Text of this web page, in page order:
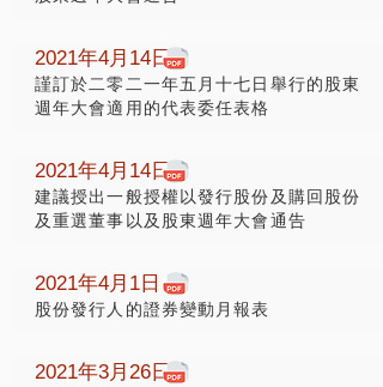
2021年4月14日
謹訂於二零二一年五月十七日舉行的股東
週年大會適用的代表委任表格
2021年4月14日
建議授出一般授權以發行股份及購回股份
及重選董事以及股東週年大會通告
2021年4月1日
股份發行人的證券變動月報表
2021年3月26日